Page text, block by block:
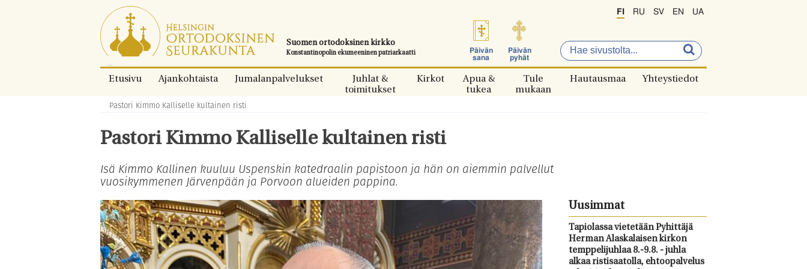
Siirry
suoraan
sisältöön.
Suomen ortodoksinen kirkko
Konstantinopolin ekumeeninen patriarkaatti
Päivän
sana
Päivän
pyhät
FI RU SV EN UA
Etusivu Ajankohtaista Jumalanpalvelukset
Juhlat &
toimitukset
Kirkot
Apua &
tukea
Tule
mukaan
Hautausmaa Yhteystiedot
Murupolku:
Pastori Kimmo Kalliselle kultainen risti
Pastori Kimmo Kalliselle kultainen risti
Isä Kimmo Kallinen kuuluu Uspenskin katedraalin papistoon ja hän on aiemmin palvellut
vuosikymmenen Järvenpään ja Porvoon alueiden pappina.
Uusimmat
Tapiolassa vietetään Pyhittäjä
Herman Alaskalaisen kirkon
temppelijuhlaa 8.-9.8. - juhla
alkaa ristisaatolla, ehtoopalvelus